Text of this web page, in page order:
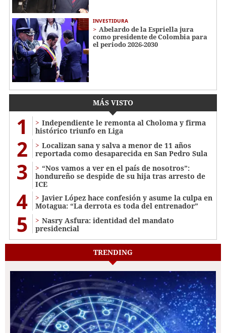
INVESTIDURA
Abelardo de la Espriella jura
como presidente de Colombia para
el periodo 2026-2030
MÁS VISTO
1
Independiente le remonta al Choloma y firma
histórico triunfo en Liga
2
Localizan sana y salva a menor de 11 años
reportada como desaparecida en San Pedro Sula
3
“Nos vamos a ver en el país de nosotros”:
hondureño se despide de su hija tras arresto de
ICE
4
Javier López hace confesión y asume la culpa en
Motagua: “La derrota es toda del entrenador”
5
Nasry Asfura: identidad del mandato
presidencial
TRENDING